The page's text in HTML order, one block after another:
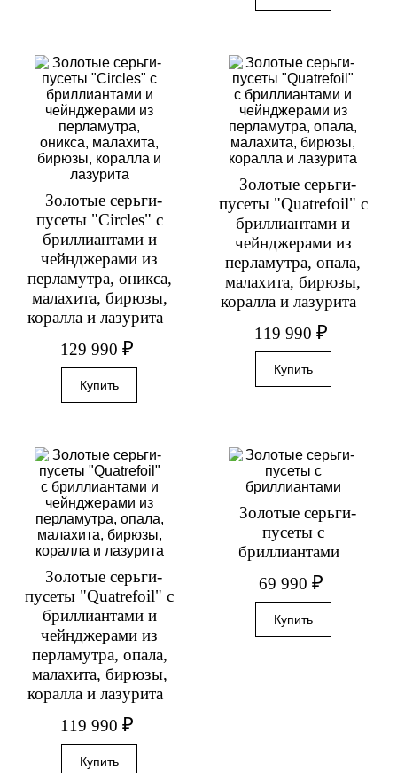
Золотые серьги-
пусеты "Circles" с
бриллиантами и
чейнджерами из
перламутра, оникса,
малахита, бирюзы,
коралла и лазурита
129 990₽
Золотые серьги-
пусеты "Quatrefoil" с
бриллиантами и
чейнджерами из
перламутра, опала,
малахита, бирюзы,
коралла и лазурита
119 990 ₽
Золотые серьги-
пусеты "Quatrefoil" с
бриллиантами и
чейнджерами из
перламутра, опала,
малахита, бирюзы,
коралла и лазурита
119 990₽
Золотые серьги-
пусеты с
бриллиантами
69 990 ₽